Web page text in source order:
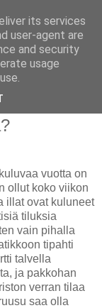
vuotta on
ollut koko viikon
illat ovat kuluneet
tiluksia
vain pihalla
tipahti
talvella
ja pakkohan
verran tilaa
saa olla
its services
user-agent are
and security
usage